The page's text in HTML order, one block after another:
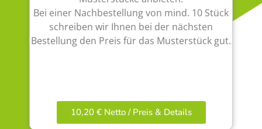
Bei einer Nachbestellung von mind. 10 Stück
schreiben wir Ihnen bei der nächsten
Bestellung den Preis für das Musterstück gut.
10,20 € Netto / Preis & Details